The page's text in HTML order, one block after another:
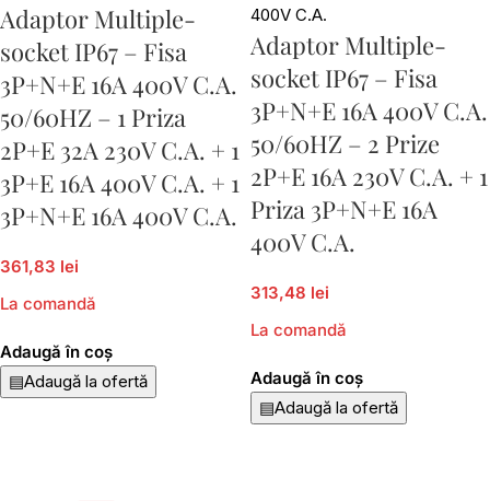
Adaptor Multiple-
socket IP67 – Fisa
3P+N+E 16A 400V C.A.
50/60HZ – 1 Priza
2P+E 32A 230V C.A. + 1
3P+E 16A 400V C.A. + 1
3P+N+E 16A 400V C.A.
361,83 lei
La comandă
Adaugă în coș
▤Adaugă la ofertă
Adaptor Multiple-
socket IP67 – Fisa
3P+N+E 16A 400V C.A.
50/60HZ – 2 Prize
2P+E 16A 230V C.A. + 1
Priza 3P+N+E 16A
400V C.A.
313,48 lei
La comandă
Adaugă în coș
▤Adaugă la ofertă